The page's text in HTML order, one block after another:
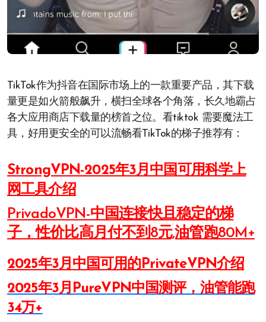
TikTok作为抖音在国际市场上的一款重要产品，其下载
量更是如火箭般飙升，横扫全球各个角落，长久地霸占
各大应用商店下载量的榜首之位。看tiktok 需要魔法工
具，好用更安全的可以流畅看TikTok的梯子推荐有：
StrongVPN-2025年3月中国可用科学上
网工具介绍
PrivadoVPN-中国连接快且稳定的梯
子，性价比高月付不到8元,油管跑80M+
2025年3月中国可用的PrivateVPN介绍
2025年3月PureVPN中国测评，油管能跑
34万+